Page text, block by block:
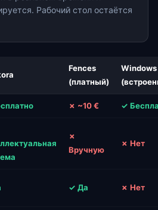
Рабочий стол остаётся
Fences
(платный)
Windows
✗ ~10 € ✓
✗
Вручную
✗ Нет
✓ Да ✗ Нет